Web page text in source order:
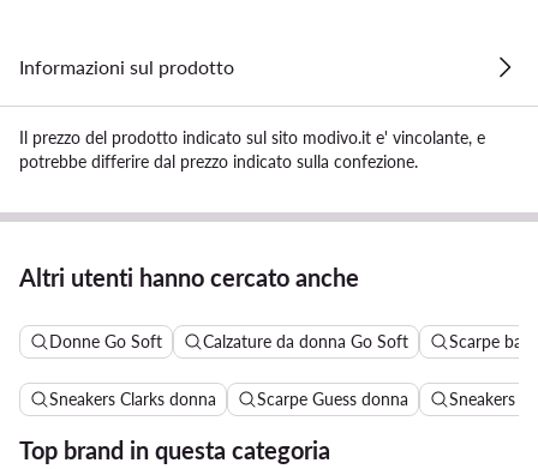
Informazioni sul prodotto
Il prezzo del prodotto indicato sul sito modivo.it e' vincolante, e
potrebbe differire dal prezzo indicato sulla confezione.
Altri utenti hanno cercato anche
Donne Go Soft Calzature da donna Go Soft Scarpe
Sneakers Clarks donna Scarpe Guess donna Sneakers
Top brand in questa categoria